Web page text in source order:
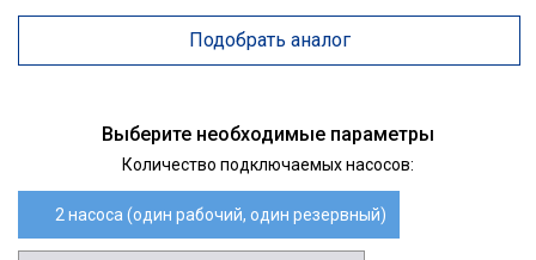
Подобрать аналог
Выберите необходимые параметры
Количество подключаемых насосов:
2 насоса (один рабочий, один резервный)